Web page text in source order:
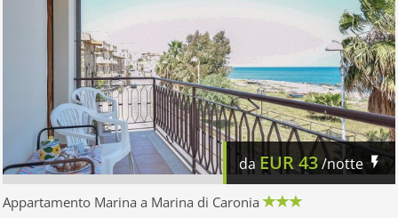
da EUR43/notte
Appartamento Marina a Marina di Caronia